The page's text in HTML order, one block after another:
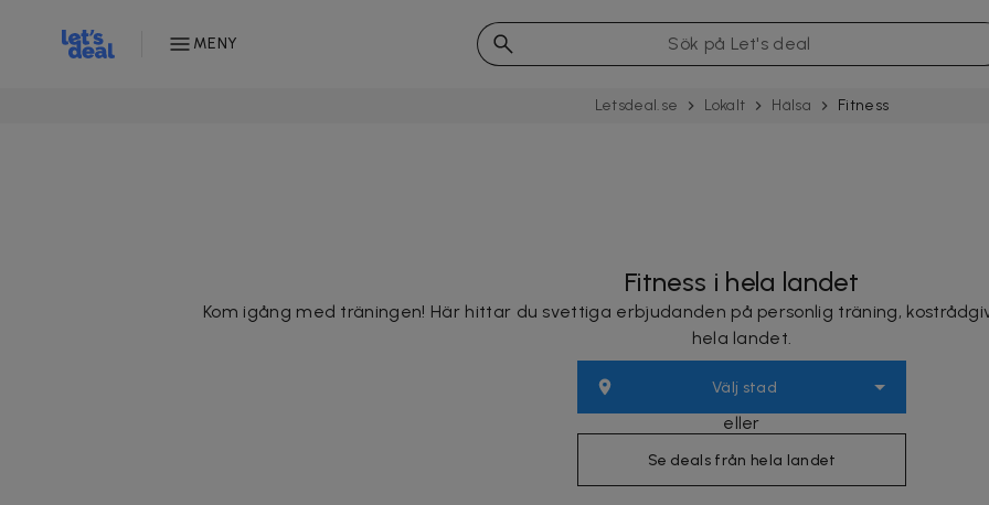
MENY
Letsdeal.se Lokalt Hälsa Fitness
Fitness i hela landet
Kom igång med träningen! Här hittar du svettiga erbjudanden på personlig träning,
hela landet.
Välj stad
eller
Se deals från hela landet